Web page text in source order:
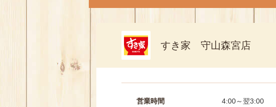
すき家 守山森宮店
営業時間
4:00～翌3:00